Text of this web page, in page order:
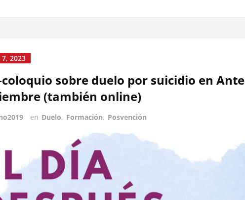
2023
sobre duelo por suicidio en
(también online)
en Duelo, Formación, Posvención